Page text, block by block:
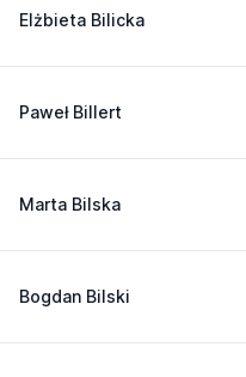
Elżbieta Bilicka
Paweł Billert
Marta Bilska
Bogdan Bilski